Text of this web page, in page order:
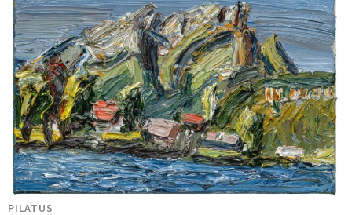
PILATUS